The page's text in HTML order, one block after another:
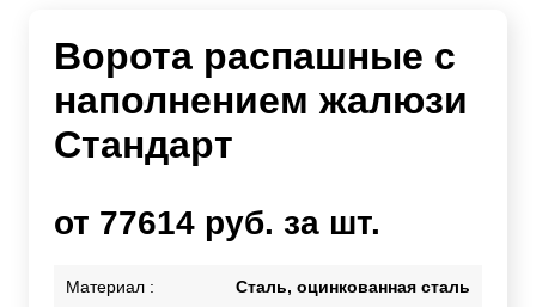
Ворота распашные с
наполнением жалюзи
Стандарт
от 77614 руб. за шт.
Материал : Сталь, оцинкованная сталь